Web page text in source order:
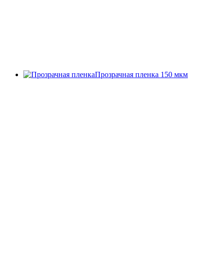
Прозрачная пленка 150 мкм